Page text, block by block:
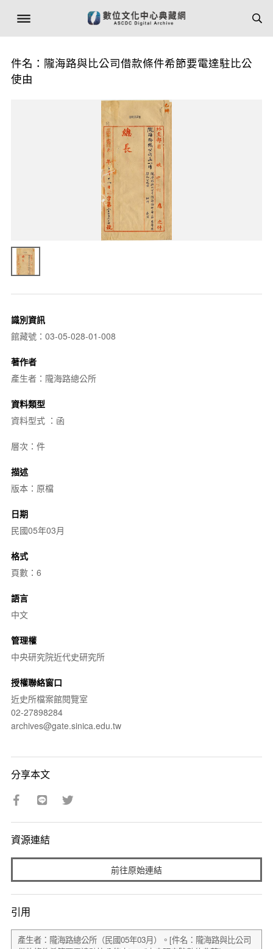
件名：隴海路與比公司借款條件希節要電達駐比公
使由
識別資訊
館藏號：03-05-028-01-008
著作者
產生者：隴海路總公所
資料類型
資料型式 ：函
層次：件
描述
版本：原檔
日期
民國05年03月
格式
頁數：6
語言
中文
管理權
中央研究院近代史研究所
授權聯絡窗口
近史所檔案館閱覽室
02-27898284
archives@gate.sinica.edu.tw
分享本文
資源連結
前往原始連結
引用